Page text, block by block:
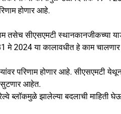
होणार आहे.
तसेच सीएसएमटी स्थानकानजीकच्या
मे 2024 या कालावधीत हे काम
परिणाम होणार आहे. सीएसएमटी
सुटणार आहेत.
ब्लॉकमुळे झालेल्या बदलाची माहिती